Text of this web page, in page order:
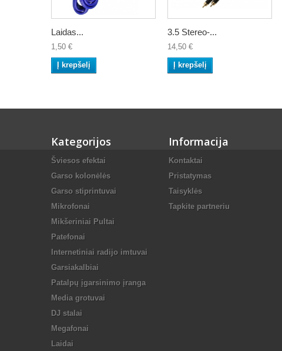
Laidas...
1,50 €
Į krepšelį
3.5 Stereo-...
14,50 €
Į krepšelį
Kategorijos
Šviesos efektai
Garso kolonėlės
Garso stiprintuvai
Mikrofonai
Mikšeriniai Pultai
Patefonai
Internetiniai radijo imtuvai
Garsiakalbiai
Patalpų įgarsinimo įranga
Media grotuvai
DJ stalai
Megafonai
Laidai
Informacija
Kontaktai
Pristatymas
Taisyklės
Tapkite partneriu